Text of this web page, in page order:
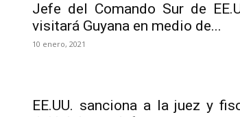
Jefe del Comando Sur de
visitará Guyana en medio de...
10 enero, 2021
EE.UU. sanciona a la juez y